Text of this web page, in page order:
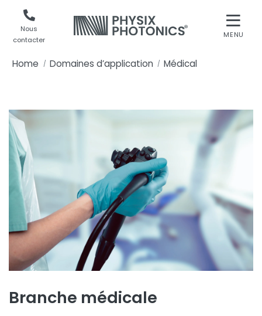
Nous
contacter
MENU
Home Domaines d’application Médical
Branche médicale